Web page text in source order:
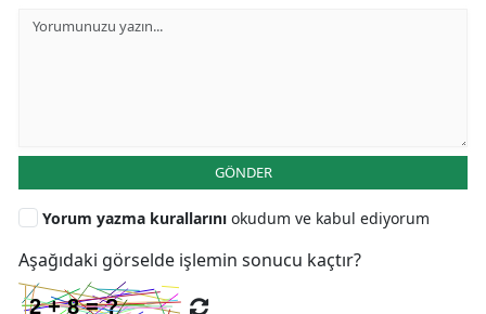
GÖNDER
Yorum yazma kurallarını okudum ve kabul ediyorum
Aşağıdaki görselde işlemin sonucu kaçtır?